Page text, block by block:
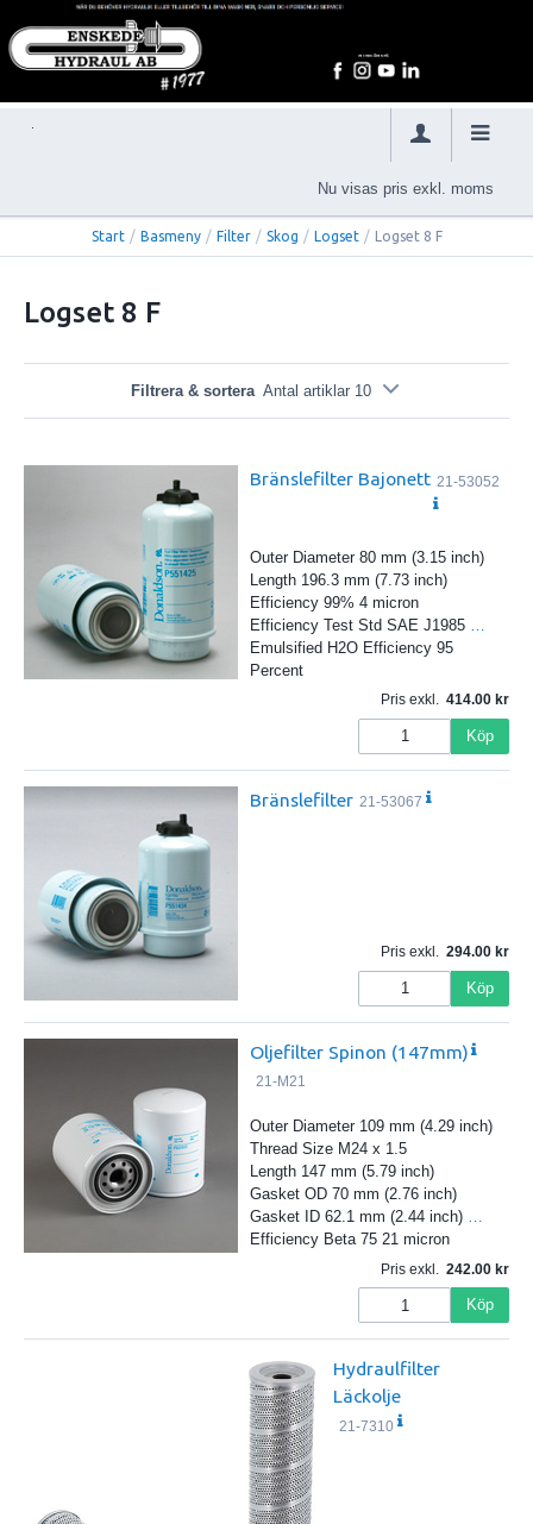
Nu visas pris exkl. moms
Start / Basmeny / Filter / Skog / Logset / Logset 8 F
Logset 8 F
Filtrera & sortera Antal artiklar 10
Bränslefilter Bajonett 21-53052
Outer Diameter 80 mm (3.15 inch)
Length 196.3 mm (7.73 inch)
Efficiency 99% 4 micron
Efficiency Test Std SAE J1985
Emulsified H2O Efficiency 95
Percent
Pris exkl. 414.00
Köp
Bränslefilter 21-53067
Pris exkl. 294.00
Köp
Oljefilter Spinon (147mm)
21-M21
Outer Diameter 109 mm (4.29 inch)
Thread Size M24 x 1.5
Length 147 mm (5.79 inch)
Gasket OD 70 mm (2.76 inch)
Gasket ID 62.1 mm (2.44 inch) …
Efficiency Beta 75 21 micron
Pris exkl. 242.00
Köp
Hydraulfilter
Läckolje
21-7310